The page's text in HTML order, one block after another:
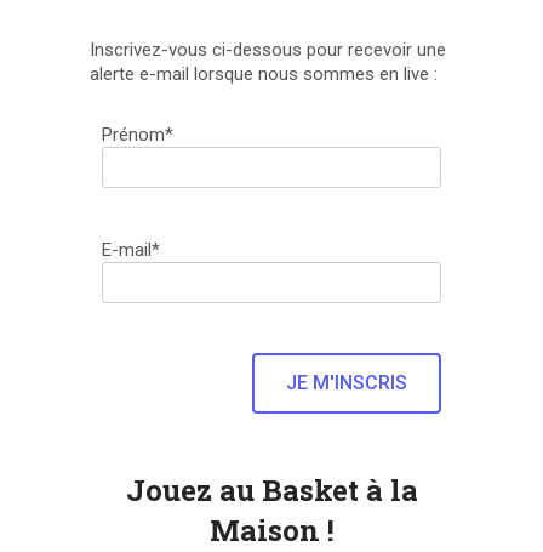
Inscrivez-vous ci-dessous pour recevoir une
alerte e-mail lorsque nous sommes en live :
Prénom*
E-mail*
Jouez au Basket à la
Maison !